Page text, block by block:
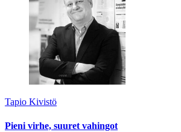
Tapio Kivistö
Pieni virhe, suuret vahingot